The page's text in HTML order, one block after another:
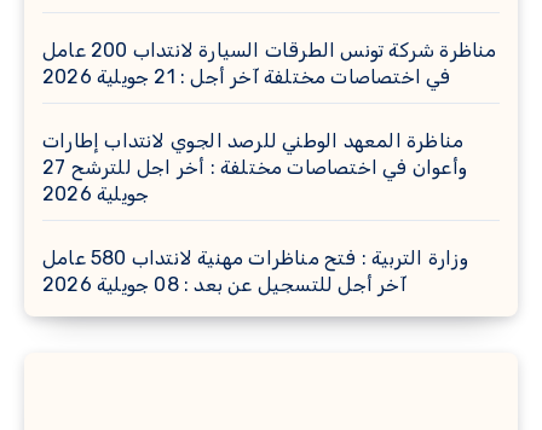
مناظرة شركة تونس الطرقات السيارة لانتداب 200 عامل
في اختصاصات مختلفة آخر أجل : 21 جويلية 2026
مناظرة المعهد الوطني للرصد الجوي لانتداب إطارات
وأعوان في اختصاصات مختلفة : أخر اجل للترشح 27
جويلية 2026
وزارة التربية : فتح مناظرات مهنية لانتداب 580 عامل
آخر أجل للتسجيل عن بعد : 08 جويلية 2026